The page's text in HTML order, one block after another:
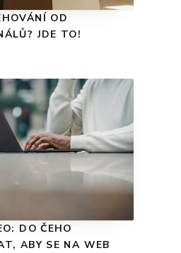
OD
JDE TO!
DO ČEHO
ABY SE NA WEB